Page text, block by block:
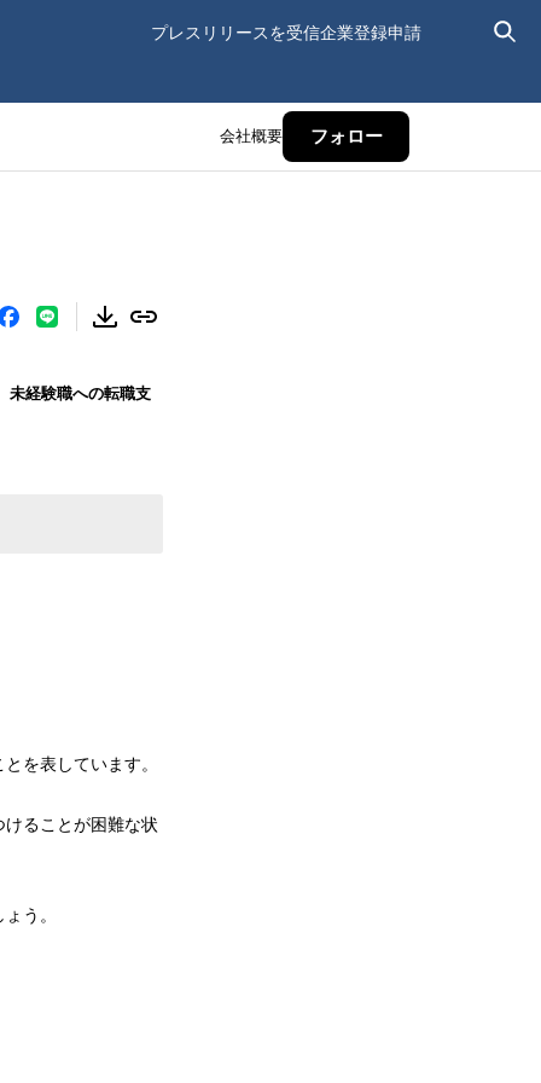
プレスリリースを受信企業登録申請
会社概要 フォロー
未経験職への転職支
を表しています。
ることが困難な状
う。